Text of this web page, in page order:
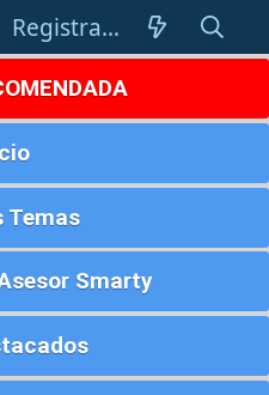
Registrarse
Temas
Smarty